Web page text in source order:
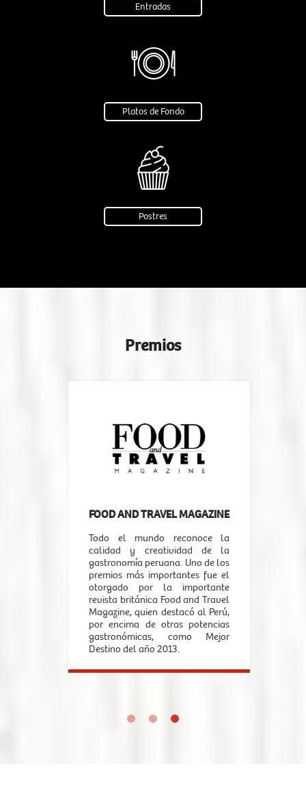
Entradas
Platos de Fondo
Postres
Premios
FOOD AND TRAVEL MAGAZINE
Todo el mundo reconoce la
calidad y creatividad de la
gastronomía peruana. Uno de los
premios más importantes fue el
otorgado por la importante
revista británica Food and Travel
Magazine, quien destacó al Perú,
por encima de otras potencias
gastronómicas, como Mejor
Destino del año 2013.